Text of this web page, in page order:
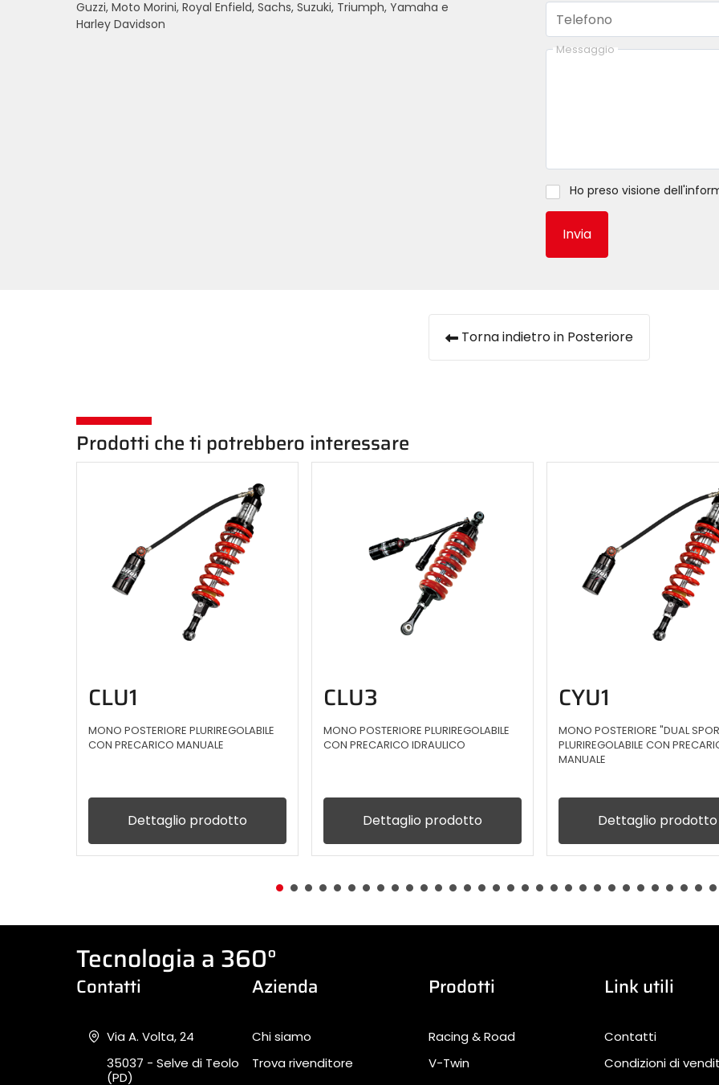
Guzzi, Moto Morini, Royal Enfield, Sachs, Suzuki, Triumph, Yamaha e
Harley Davidson
Telefono
Messaggio
Ho preso visione dell'
Invia
Torna indietro in Posteriore
Prodotti che ti potrebbero interessare
CLU1
MONO POSTERIORE PLURIREGOLABILE
CON PRECARICO MANUALE
Dettaglio prodotto
CLU3
MONO POSTERIORE PLURIREGOLABILE
CON PRECARICO IDRAULICO
Dettaglio prodotto
CYU1
MONO POSTERIORE "DUAL
PLURIREGOLABILE CON
MANUALE
Dettaglio prodotto
Tecnologia a 360°
Contatti
Via A. Volta, 24
35037 - Selve di Teolo
(PD)
Azienda
Chi siamo
Trova rivenditore
Prodotti
Racing & Road
V-Twin
Link utili
Contatti
Condizioni di